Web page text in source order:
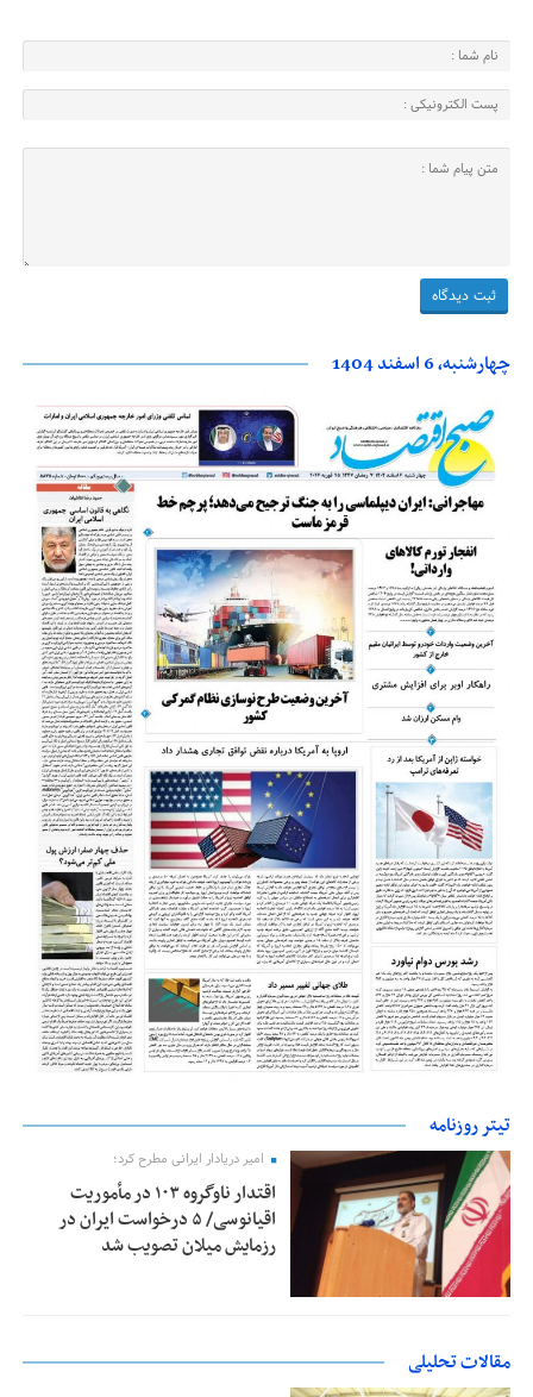
چهارشنبه، 6 اسفند 1404
تیتر روزنامه
امیر دریادار ایرانی مطرح کرد؛
اقتدار ناوگروه ۱۰۳ در مأموریت‌
اقیانوسی/ ۵ درخواست ایران در
رزمایش میلان تصویب شد
مقالات تحلیلی